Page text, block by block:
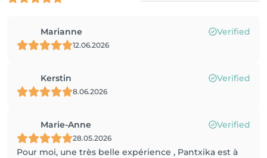
Marianne Verified
12.06.2026
Kerstin Verified
8.06.2026
Marie-Anne Verified
28.05.2026
Pour moi, une très belle expérience , Pantxika est à